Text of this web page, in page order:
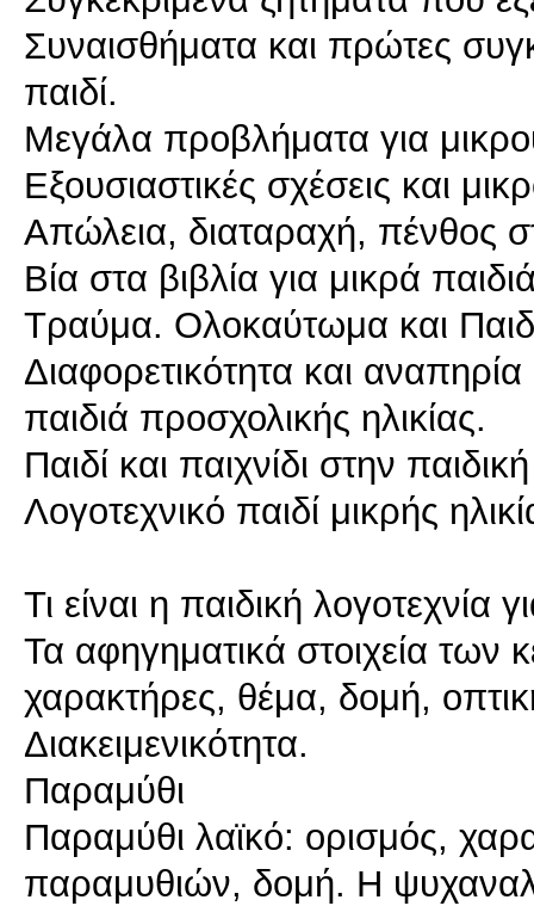
Συναισθήματα και πρώτες
παιδί.
Μεγάλα προβλήματα για
Εξουσιαστικές σχέσεις και
Απώλεια, διαταραχή, πένθος
Βία στα βιβλία για μικρά
Τραύμα. Ολοκαύτωμα και
Διαφορετικότητα και αναπηρία
παιδιά προσχολικής ηλικίας.
Παιδί και παιχνίδι στην
Λογοτεχνικό παιδί μικρής
Τι είναι η παιδική λογοτεχνία
Τα αφηγηματικά στοιχεία των
χαρακτήρες, θέμα, δομή,
Διακειμενικότητα.
Παραμύθι
Παραμύθι λαϊκό: ορισμός,
παραμυθιών, δομή. Η